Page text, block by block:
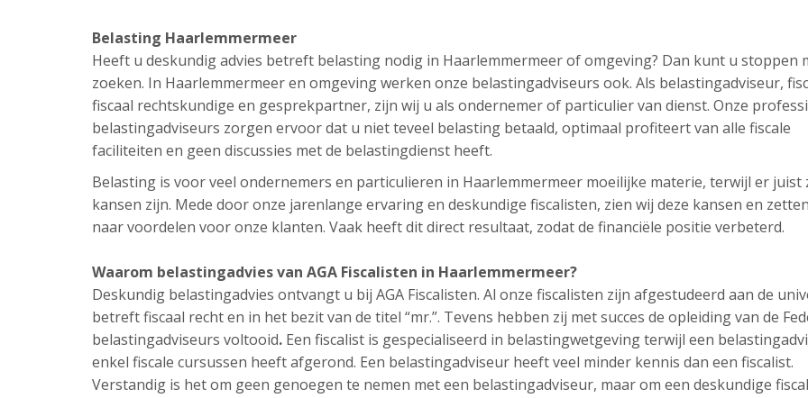
Belasting Haarlemmermeer
Heeft u deskundig advies betreft belasting nodig in Haarlemmermeer of omgeving? Dan kunt u stoppen
zoeken. In Haarlemmermeer en omgeving werken onze belastingadviseurs ook. Als belastingadviseur,
fiscaal rechtskundige en gesprekpartner, zijn wij u als ondernemer of particulier van dienst. Onze
belastingadviseurs zorgen ervoor dat u niet teveel belasting betaald, optimaal profiteert van alle fiscale
faciliteiten en geen discussies met de belastingdienst heeft.
Belasting is voor veel ondernemers en particulieren in Haarlemmermeer moeilijke materie, terwijl er juist
kansen zijn. Mede door onze jarenlange ervaring en deskundige fiscalisten, zien wij deze kansen en
naar voordelen voor onze klanten. Vaak heeft dit direct resultaat, zodat de financiële positie verbeterd.
Waarom belastingadvies van AGA Fiscalisten in Haarlemmermeer?
Deskundig belastingadvies ontvangt u bij AGA Fiscalisten. Al onze fiscalisten zijn afgestudeerd aan de
betreft fiscaal recht en in het bezit van de titel “mr.”. Tevens hebben zij met succes de opleiding van de
belastingadviseurs voltooid. Een fiscalist is gespecialiseerd in belastingwetgeving terwijl een
enkel fiscale cursussen heeft afgerond. Een belastingadviseur heeft veel minder kennis dan een fiscalist.
Verstandig is het om geen genoegen te nemen met een belastingadviseur, maar om een deskundige